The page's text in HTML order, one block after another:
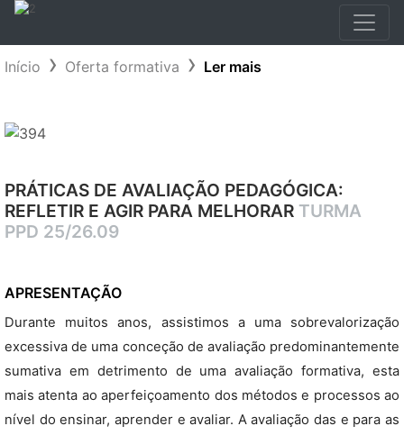
Início Oferta formativa Ler mais
PRÁTICAS DE AVALIAÇÃO PEDAGÓGICA:
REFLETIR E AGIR PARA MELHORAR TURMA
PPD 25/26.09
APRESENTAÇÃO
Durante muitos anos, assistimos a uma sobrevalorização
excessiva de uma conceção de avaliação predominantemente
sumativa em detrimento de uma avaliação formativa, esta
mais atenta ao aperfeiçoamento dos métodos e processos ao
nível do ensinar, aprender e avaliar. A avaliação das e para as